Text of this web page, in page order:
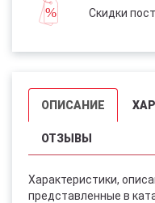
Скидки
ОПИСАНИЕ
ОТЗЫВЫ
Характеристики,
представленные в